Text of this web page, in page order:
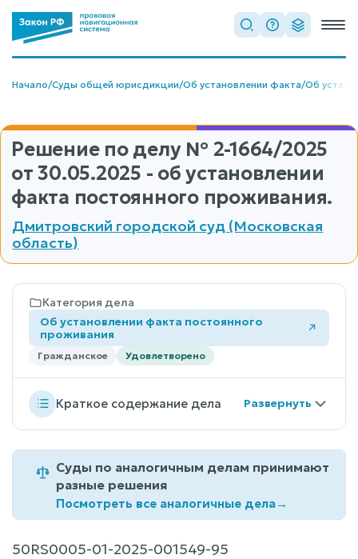
Начало/Суды общей юрисдикции/Об установлении факта/Об
Решение по делу № 2-1664/2025
от 30.05.2025 - об установлении
факта постоянного проживания.
Дмитровский городской суд (Московская
область)
Категория дела
Об установлении факта постоянного
проживания
Гражданское Удовлетворено
Краткое содержание дела
Суды по аналогичным делам принимают
разные решения
Посмотреть все аналогичные дела→
50RS0005-01-2025-001549-95